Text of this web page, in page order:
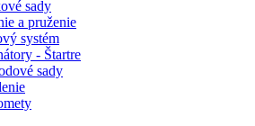
sady
a pruženie
systém
- Štartre
sady